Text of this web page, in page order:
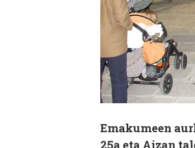
Emakumeen
25a eta Aizan